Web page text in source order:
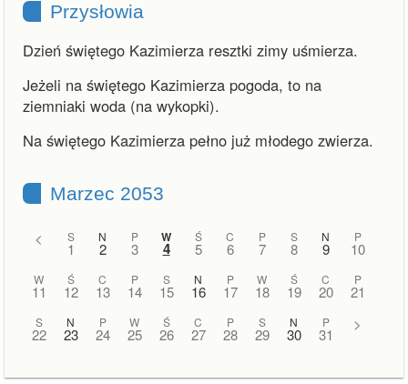
Przysłowia
Dzień świętego Kazimierza resztki zimy uśmierza.
Jeżeli na świętego Kazimierza pogoda, to na
ziemniaki woda (na wykopki).
Na świętego Kazimierza pełno już młodego zwierza.
Marzec 2053
< S
1
N
2
P
3
W
4
Ś
5
C
6
P
7
S
8
N
9
P
10
W
11
Ś
12
C
13
P
14
S
15
N
16
P
17
W
18
Ś
19
C
20
P
21
S
22
N
23
P
24
W
25
Ś
26
C
27
P
28
S
29
N
30
P
31
>